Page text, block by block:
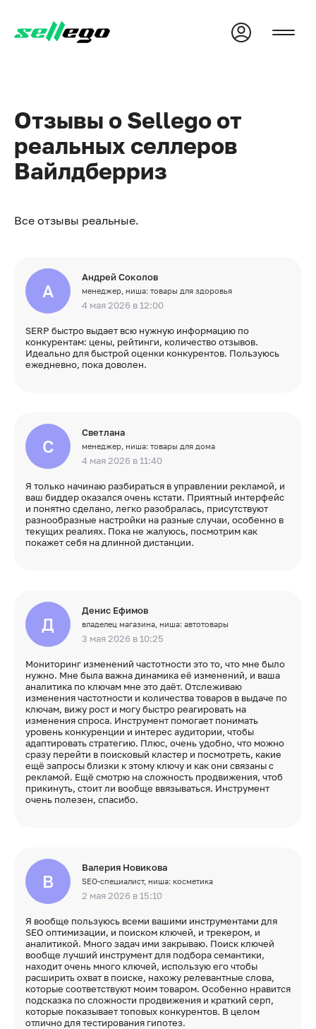
Отзывы о Sellego от
реальных селлеров
Вайлдберриз
Все отзывы реальные.
А
Андрей Соколов
менеджер, ниша: товары для здоровья
4 мая 2026 в 12:00
SERP быстро выдает всю нужную информацию по
конкурентам: цены, рейтинги, количество отзывов.
Идеально для быстрой оценки конкурентов. Пользуюсь
ежедневно, пока доволен.
С
Светлана
менеджер, ниша: товары для дома
4 мая 2026 в 11:40
Я только начинаю разбираться в управлении рекламой, и
ваш биддер оказался очень кстати. Приятный интерфейс
и понятно сделано, легко разобралась, присутствуют
разнообразные настройки на разные случаи, особенно в
текущих реалиях. Пока не жалуюсь, посмотрим как
покажет себя на длинной дистанции.
Д
Денис Ефимов
владелец магазина, ниша: автотовары
3 мая 2026 в 10:25
Мониторинг изменений частотности это то, что мне было
нужно. Мне была важна динамика её изменений, и ваша
аналитика по ключам мне это даёт. Отслеживаю
изменения частотности и количества товаров в выдаче по
ключам, вижу рост и могу быстро реагировать на
изменения спроса. Инструмент помогает понимать
уровень конкуренции и интерес аудитории, чтобы
адаптировать стратегию. Плюс, очень удобно, что можно
сразу перейти в поисковый кластер и посмотреть, какие
ещё запросы близки к этому ключу и как они связаны с
рекламой. Ещё смотрю на сложность продвижения, чтоб
прикинуть, стоит ли вообще ввязываться. Инструмент
очень полезен, спасибо.
В
Валерия Новикова
SEO-специалист, ниша: косметика
2 мая 2026 в 15:10
Я вообще пользуюсь всеми вашими инструментами для
SEO оптимизации, и поиском ключей, и трекером, и
аналитикой. Много задач ими закрываю. Поиск ключей
вообще лучший инструмент для подбора семантики,
находит очень много ключей, использую его чтобы
расширить охват в поиске, нахожу релевантные слова,
которые соответствуют моим товаром. Особенно нравится
подсказка по сложности продвижения и краткий серп,
которые показывает топовых конкурентов. В целом
отлично для тестирования гипотез.